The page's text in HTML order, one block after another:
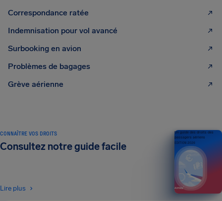
Correspondance ratée
Indemnisation pour vol avancé
Surbooking en avion
Problèmes de bagages
Grève aérienne
CONNAÎTRE VOS DROITS
Consultez notre guide facile
Lire plus
Un guide des droits des
passagers aériens
ÉDITION 2026